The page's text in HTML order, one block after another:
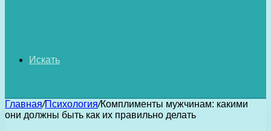
Искать
Главная/Психология/Комплименты мужчинам: какими
они должны быть как их правильно делать